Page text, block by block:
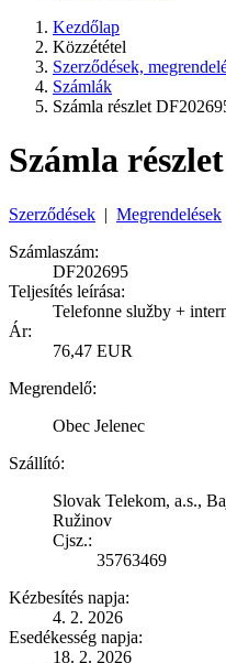
Kezdőlap
Közzététel
Szerződések,
Számlák
Számla részlet
Számla
Szerződések | Megrendelések
Számlaszám:
DF202695
Teljesítés leírása:
Telefonne služby +
Ár:
76,47 EUR
Megrendelő:
Obec Jelenec
Szállító:
Slovak Telekom, a.s.,
Ružinov
Cjsz.:
35763469
Kézbesítés napja:
4. 2. 2026
Esedékesség napja:
18. 2. 2026